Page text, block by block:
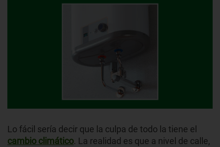
Lo fácil sería decir que la culpa de todo la tiene el
cambio climático. La realidad es que a nivel de calle,